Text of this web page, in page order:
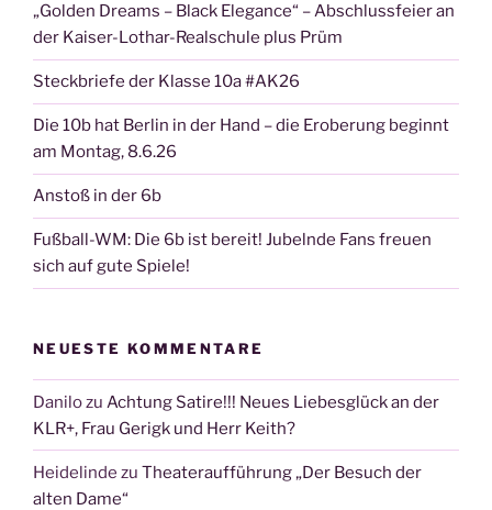
„Golden Dreams – Black Elegance“ – Abschlussfeier an
der Kaiser-Lothar-Realschule plus Prüm
Steckbriefe der Klasse 10a #AK26
Die 10b hat Berlin in der Hand – die Eroberung beginnt
am Montag, 8.6.26
Anstoß in der 6b
Fußball-WM: Die 6b ist bereit! Jubelnde Fans freuen
sich auf gute Spiele!
NEUESTE KOMMENTARE
Danilozu Achtung Satire!!! Neues Liebesglück an der
KLR+, Frau Gerigk und Herr Keith?
Heidelinde zu Theateraufführung „Der Besuch der
alten Dame“